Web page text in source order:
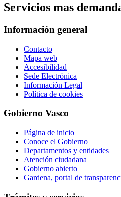
Servicios mas
Información general
Contacto
Mapa web
Accesibilidad
Sede Electrónica
Información Legal
Política de cookies
Gobierno Vasco
Página de inicio
Conoce el Gobierno
Departamentos y entidades
Atención ciudadana
Gobierno abierto
Gardena, portal de